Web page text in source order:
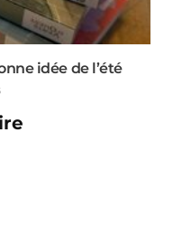
idée de l’été